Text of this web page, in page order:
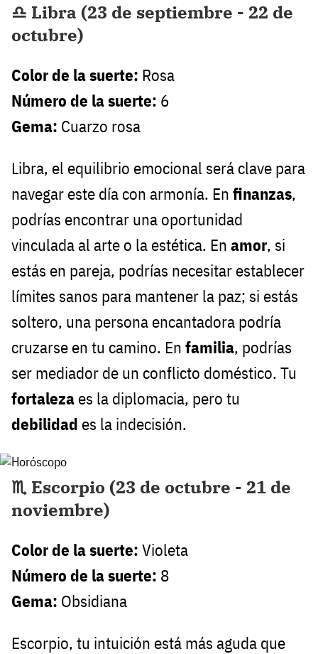
♎ Libra (23 de septiembre - 22 de
octubre)
Color de la suerte: Rosa
Número de la suerte: 6
Gema: Cuarzo rosa
Libra, el equilibrio emocional será clave para
navegar este día con armonía. En finanzas,
podrías encontrar una oportunidad
vinculada al arte o la estética. En amor, si
estás en pareja, podrías necesitar establecer
límites sanos para mantener la paz; si estás
soltero, una persona encantadora podría
cruzarse en tu camino. En familia, podrías
ser mediador de un conflicto doméstico. Tu
fortaleza es la diplomacia, pero tu
debilidad es la indecisión.
♏ Escorpio (23 de octubre - 21 de
noviembre)
Color de la suerte: Violeta
Número de la suerte: 8
Gema: Obsidiana
Escorpio, tu intuición está más aguda que